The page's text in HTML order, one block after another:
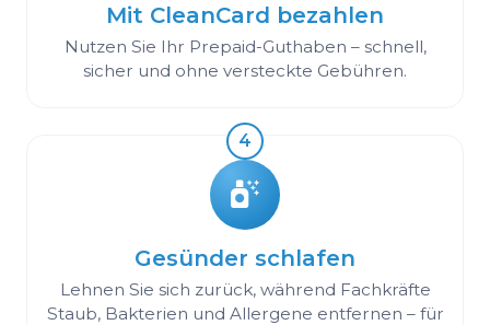
Mit CleanCard bezahlen
Nutzen Sie Ihr Prepaid-Guthaben – schnell,
sicher und ohne versteckte Gebühren.
4
Gesünder schlafen
Lehnen Sie sich zurück, während Fachkräfte
Staub, Bakterien und Allergene entfernen – für